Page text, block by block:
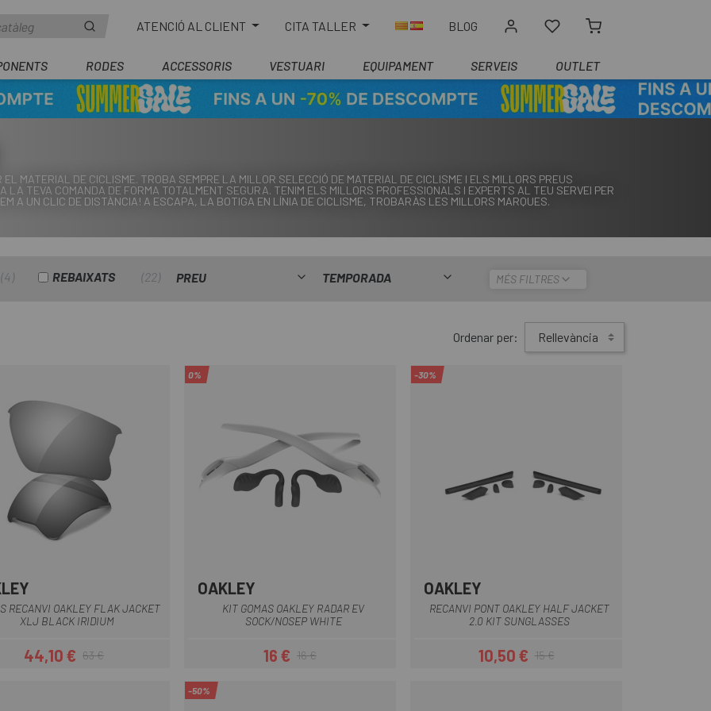
ATENCIÓ AL CLIENT CITA TALLER BLOG
RODES ACCESSORIS VESTUARI EQUIPAMENT SERVEIS OUTLET
EL MATERIAL DE CICLISME. TROBA SEMPRE LA MILLOR SELECCIÓ DE MATERIAL DE CICLISME I ELS MILLORS PREUS
LA TEVA COMANDA DE FORMA TOTALMENT SEGURA. TENIM ELS MILLORS PROFESSIONALS I EXPERTS AL TEU SERVEI PER
A UN CLIC DE DISTÀNCIA! A ESCAPA, LA BOTIGA EN LÍNIA DE CICLISME, TROBARÀS LES MILLORS MARQUES.
4 REBAIXATS 22 PREU TEMPORADA MÉS FILTRES
Ordenar per: Rellevància
RECANVI OAKLEY FLAK JACKET
XLJ BLACK IRIDIUM
Preu
44,10 €Preu regular
63 €
0%
OAKLEY
KIT GOMAS OAKLEY RADAR EV
SOCK/NOSEP WHITE
Preu
16 €Preu regular
16 €
-30%
OAKLEY
RECANVI PONT OAKLEY HALF JACKET
2.0 KIT SUNGLASSES
Preu
10,50 €Preu regular
15 €
-50%